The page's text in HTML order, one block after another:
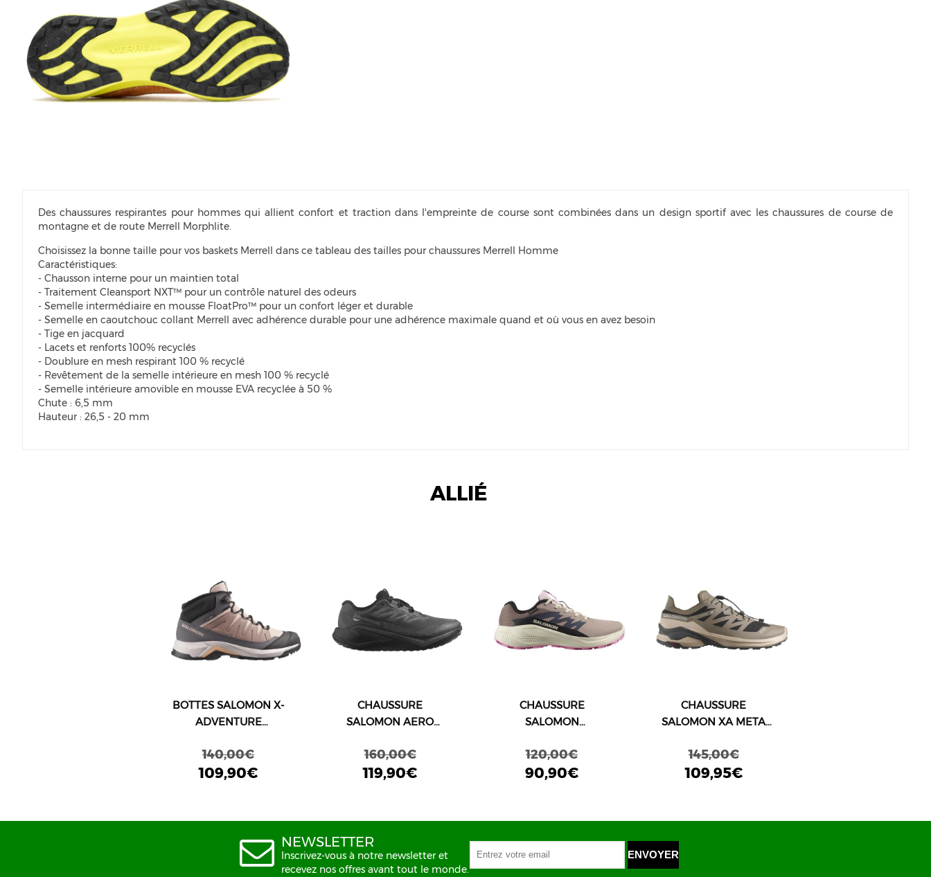
Des chaussures respirantes pour hommes qui allient confort et traction dans l'empreinte de course sont combinées dans un design sportif avec les chaussures de course de
montagne et de route Merrell Morphlite.
Choisissez la bonne taille pour vos baskets Merrell dans ce tableau des tailles pour chaussures Merrell Homme
Caractéristiques:
- Chausson interne pour un maintien total
- Traitement Cleansport NXT™ pour un contrôle naturel des odeurs
- Semelle intermédiaire en mousse FloatPro™ pour un confort léger et durable
- Semelle en caoutchouc collant Merrell avec adhérence durable pour une adhérence maximale quand et où vous en avez besoin
- Tige en jacquard
- Lacets et renforts 100% recyclés
- Doublure en mesh respirant 100 % recyclé
- Revêtement de la semelle intérieure en mesh 100 % recyclé
- Semelle intérieure amovible en mousse EVA recyclée à 50 %
Chute : 6,5 mm
Hauteur : 26,5 - 20 mm
ALLIÉ
BOTTES SALOMON X-
ADVENTURE
MARRON/NOIR
140,00€
109,90€
CHAUSSURE
SALOMON AERO
NOIRE
160,00€
119,90€
CHAUSSURE
SALOMON
BEIGE/ROSE
120,00€
90,90€
CHAUSSURE
SALOMON XA META
FRANCE,
MARRON/NOIR
145,00€
109,95€
NEWSLETTER
Inscrivez-vous à notre newsletter et
recevez nos offres avant tout le monde.